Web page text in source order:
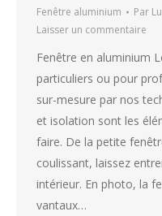
Fenêtre aluminium Par
Laisser un commentaire
Fenêtre en aluminium
particuliers ou pour
sur-mesure par nos
et isolation sont les
faire. De la petite
coulissant, laissez
intérieur. En photo, la
vantaux…